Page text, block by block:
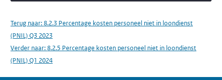
Terug naar:8.2.3 Percentage kosten personeel niet in loondienst
(PNIL) Q3 2023
Verder naar:8.2.5 Percentage kosten personeel niet in loondienst
(PNIL) Q1 2024